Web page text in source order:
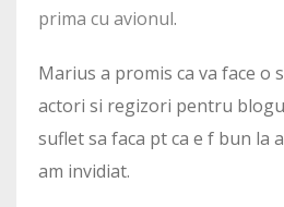
prima cu avionul.
Marius a promis ca va face o
actori si regizori pentru
suflet sa faca pt ca e f bun la
am invidiat.